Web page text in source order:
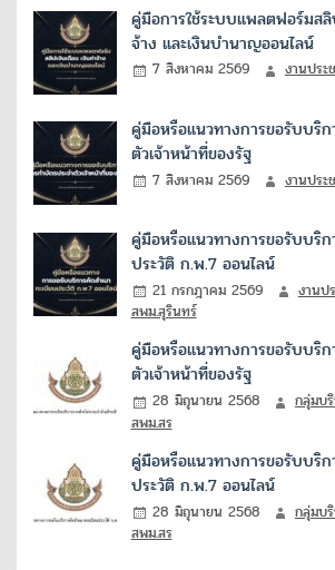
คู่มือการใช้ระบบแพลตฟอร์มสลิ
จ้าง และเงินบำนาญออนไลน์
7 สิงหาคม 2569 งานปร
คู่มือหรือแนวทางการขอรับบริก
ตัวเจ้าหน้าที่ของรัฐ
7 สิงหาคม 2569 งานปร
คู่มือหรือแนวทางการขอรับบริก
ประวัติ ก.พ.7 ออนไลน์
21 กรกฎาคม 2569
งานป
สพม.สุรินทร์
คู่มือหรือแนวทางการขอรับบริก
ตัวเจ้าหน้าที่ของรัฐ
28 มิถุนายน 2568
กลุ่มบ
สพม.สร
คู่มือหรือแนวทางการขอรับบริก
ประวัติ ก.พ.7 ออนไลน์
28 มิถุนายน 2568
กลุ่มบ
สพม.สร